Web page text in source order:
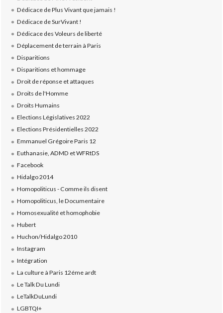
Dédicace de Plus Vivant que jamais !
Dédicace de SurVivant !
Dédicace des Voleurs de liberté
Déplacement de terrain à Paris
Disparitions
Disparitions et hommage
Droit de réponse et attaques
Droits de l'Homme
Droits Humains
Elections Législatives 2022
Elections Présidentielles 2022
Emmanuel Grégoire Paris 12
Euthanasie, ADMD et WFRtDS
Facebook
Hidalgo 2014
Homopoliticus - Comme ils disent
Homopoliticus, le Documentaire
Homosexualité et homophobie
Hubert
Huchon/Hidalgo 2010
Instagram
Intégration
La culture à Paris 12éme ardt
Le Talk Du Lundi
LeTalkDuLundi
LGBTQI+